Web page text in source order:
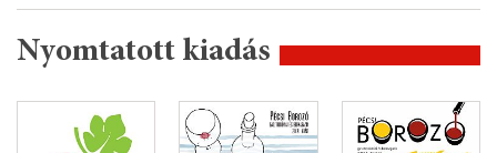
Nyomtatott kiadás